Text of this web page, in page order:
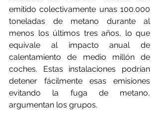
emitido colectivamente unas 100.000
toneladas de metano durante al
menos los últimos tres años, lo que
equivale al impacto anual de
calentamiento de medio millón de
coches. Estas instalaciones podrían
detener fácilmente esas emisiones
evitando la fuga de metano,
argumentan los grupos.